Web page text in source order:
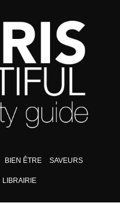
BIEN ÊTRE SAVEURS
LIBRAIRIE